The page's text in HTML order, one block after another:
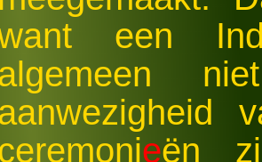
een
eën